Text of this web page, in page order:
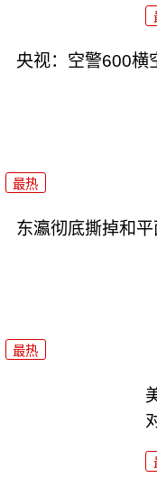
央视：空警600横
最热
东瀛彻底撕掉和平
最热